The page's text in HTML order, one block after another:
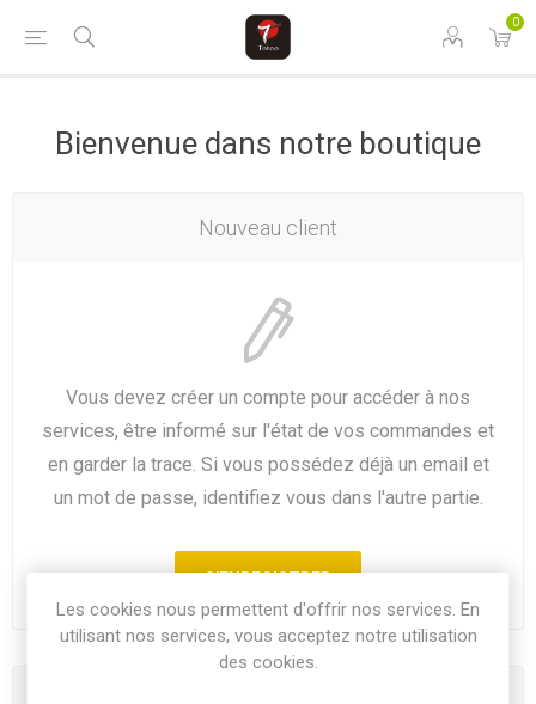
0
Bienvenue dans notre boutique
Nouveau client
Vous devez créer un compte pour accéder à nos
services, être informé sur l'état de vos commandes et
en garder la trace. Si vous possédez déjà un email et
un mot de passe, identifiez vous dans l'autre partie.
Les cookies nous permettent d'offrir nos services. En
utilisant nos services, vous acceptez notre utilisation
des cookies.